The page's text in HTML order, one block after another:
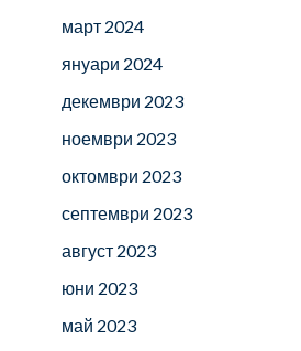
март 2024
януари 2024
декември 2023
ноември 2023
октомври 2023
септември 2023
август 2023
юни 2023
май 2023